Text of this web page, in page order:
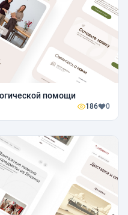
помощи
186 0